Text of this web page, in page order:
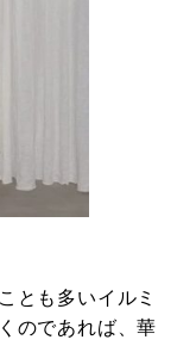
とも多いイルミ
のであれば、華